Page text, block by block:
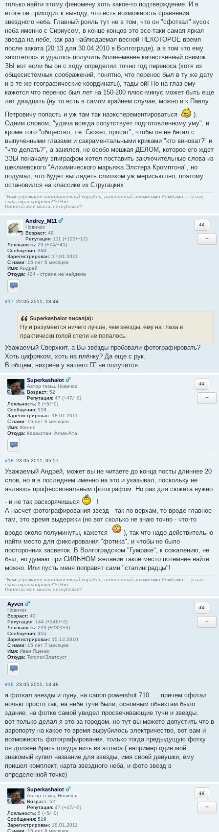
только найти этому феномену хоть какое-то подтверждение. И в
итоге он приходит к выводу, что есть возможность сравнения
звездного неба. Главный рояль тут не в том, что он "сфоткал" кусок
неба именно с Сириусом, в конце концов это все-таки самая яркая
звезда на небе, как раз наблюдаемая весной НЕКОТОРОЕ время
после заката (20:13 для 30.04.2010 в Волгограде), а в том что ему
захотелось и удалось получить более-менее качественный снимок.
ЗЫ вот если бы он с ходу определил точно год переноса (хотя из
общесистемных соображений, понятно, что перенос был в ту же дату
и в те же географические координаты), тады ой! Но на глаз ему
кажется что перенос был лет на 150-200 плюс-минус может быть еще
лет двадцать (ну то есть в самом крайнем случае, можно и к Павлу
Петровичу попасть и уж там так наэксперементироваться
).
Одним словом, "удача всегда сопутствует подготовленному уму", и
кроме того "общество, т.е. Сюжет, просят", чтобы он не бегал с
выпученными глазами и сакраментальными криками "кто виноват?" и
"что делать?", а занялся, не особо мешкая ДЕЛОМ, которое его ждет
ЗЗЫ поначалу эпиграфом хотел поставить заключительные слова из
шеклиевского "Алхимического марьяжа Элстера Кромптона", но
подумал, что будет выглядеть слишком уж мерисьюшно, поэтому
остановился на классике из Стругацких
"Нам угрожает инопланетный корабль, начинённый атомными бомбами — у нас
есть транспортир!"© Вит
Понятна моя мысль неглубокая?
Andrey_M11
Новичок
Возраст: 49
Репутация: 111 (+123/−12)
Лояльность: 29 (+74/−45)
Сообщения: 260
Зарегистрирован: 17.01.2011
С нами: 15 лет 6 месяцев
Имя: Андрей
Откуда: 404 - страна не найдена
Отправить личное сообщение
−
#17 22.05.2011, 18:44
Superkashalot писал(а):
Ну и разумеется ничего лучше, чем звезды, ему на глаза в
практически голой степи не попалось.
Уважаемый Сверхкит, а Вы звёзды пробовали фотографировать?
Хоть цифряком, хоть на плёнку? Да еще с рук.
В общем, нихрена у вашего ГГ не получится.
Superkashalot
Автор темы, Новичок
Возраст: 52
Репутация: 47 (+47/−0)
Лояльность: 5 (+5/−0)
Сообщения: 519
Зарегистрирован: 18.01.2011
С нами: 15 лет 6 месяцев
Имя: Женис
Откуда: Казахстан, Алма-Ата
Отправить личное сообщение
−
#18 23.05.2011, 05:57
Уважаемый Андрей, может вы не читаете до конца посты длиннее 20
слов, но я в последнем именно на это и указывал, поскольку не
являюсь профессиональным фотографом. Но раз для сюжета нужно
- и не так раскорячишься
!
А насчет фотографирования звезд - так по верхам, то вроде главное
там, это время выдержки (но вот сколько не знаю точно - что-то
вроде около полуминуты, кажется
), так что надо действительно
найти место для фиксирования "фотика", и чтобы не было
посторонних засветок. В Волгоградском "Гумраке", к сожалению, не
был, но думаю при СИЛЬНОМ желании такое место потемнее найти
можно. Или пусть меня поправят сами "сталинградцы"!
"Нам угрожает инопланетный корабль, начинённый атомными бомбами — у нас
есть транспортир!"© Вит
Понятна моя мысль неглубокая?
Ayven
Новичок
Возраст: 40
Репутация: 144 (+146/−2)
Лояльность: 229 (+232/−3)
Сообщения: 355
Зарегистрирован: 15.12.2010
С нами: 15 лет 7 месяцев
Имя: Иван Яценко
Откуда: Toronto\Златоуст
Отправить личное сообщение
−
#19 23.05.2011, 13:48
я фоткал звезды и луну, на canon powershot 710..... причем сфотал
ночью просто так, на небе тучи были, основным обьектам было
здание. на фотке самой увидел просвечивающие тучи и звезды.
вот только делал я это за городом. но тут вы можете допустить что в
аэропорту на какое то время вырубилось электричество, вот вам и
возможность фотографирования. только тогда предыдущую фотку
он должен брать откуда нить из атласа ( например один мой
знакомый купил название для звезды, имя своей девушки, ему
пришел комплект, карта звездного неба, и фото звезд в
определенной точке)
Superkashalot
Автор темы, Новичок
Возраст: 52
Репутация: 47 (+47/−0)
Лояльность: 5 (+5/−0)
Сообщения: 519
Зарегистрирован: 18.01.2011
С нами: 15 лет 6 месяцев
−